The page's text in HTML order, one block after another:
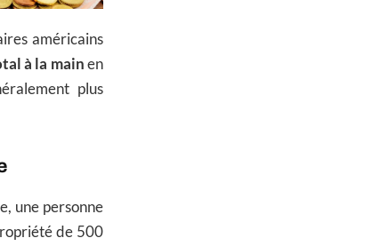
américains
à la mainen
plus
une personne
de 500